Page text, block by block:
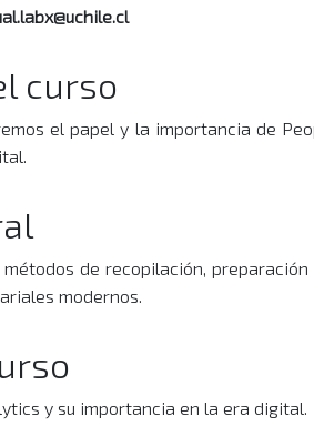
curso
el papel y la importancia de
de recopilación,
modernos.
y su importancia en la era digital.